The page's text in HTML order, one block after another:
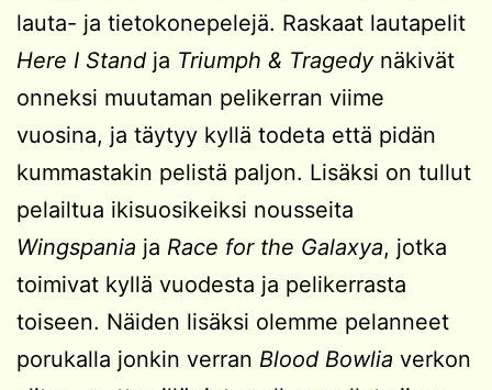
lauta- ja tietokonepelejä. Raskaat lautapelit
Here I Stand ja Triumph & Tragedynäkivät
onneksi muutaman pelikerran viime
vuosina, ja täytyy kyllä todeta että pidän
kummastakin pelistä paljon. Lisäksi on tullut
pelailtua ikisuosikeiksi nousseita
Wingspania ja Race for the Galaxya, jotka
toimivat kyllä vuodesta ja pelikerrasta
toiseen. Näiden lisäksi olemme pelanneet
porukalla jonkin verran Blood Bowlia verkon